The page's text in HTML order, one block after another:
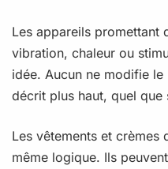
Les appareils promettant
vibration, chaleur ou
idée. Aucun ne modifie
décrit plus haut, quel
Les vêtements et crèmes
même logique. Ils